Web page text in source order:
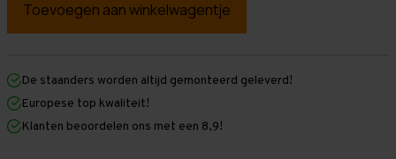
Grootvakstelling
mm
mm
x
1.200
mm
Grootvakstelling
mm
mm
1.200
mm
De staanders worden altijd gemonteerd geleverd!
Europese top kwaliteit!
Klanten beoordelen ons met een 8,9!